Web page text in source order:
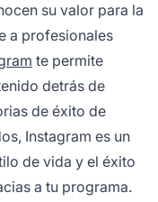
su valor para la
a profesionales
te permite
detrás de
de éxito de
Instagram es un
de vida y el éxito
a tu programa.